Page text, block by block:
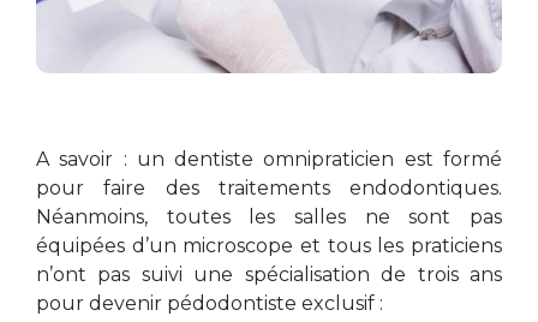
A savoir : un dentiste omnipraticien est formé
pour faire des traitements endodontiques.
Néanmoins, toutes les salles ne sont pas
équipées d’un microscope et tous les praticiens
n’ont pas suivi une spécialisation de trois ans
pour devenir pédodontiste exclusif :